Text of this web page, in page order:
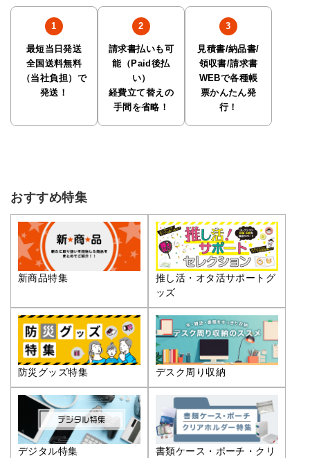
最短当日発送
全国送料無料
（当社負担）で
発送！
請求書払いも可
能（Paid後払
い）
経費立て替えの
手間を省略！
見積書/納品書/
領収書/請求書
WEBで各種帳
票かんたん発
行！
おすすめ特集
新商品特集
推し活・オタ活サポートグ
ッズ
防災グッズ特集 デスク周り収納
デジタル特集
書類ケース・ポーチ・クリ